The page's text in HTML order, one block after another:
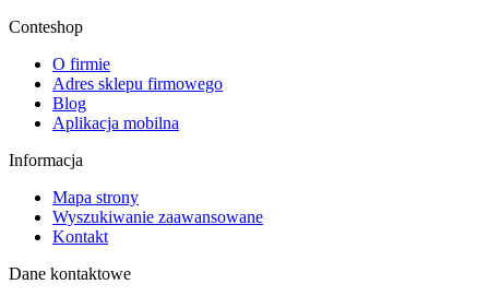
Conteshop
O firmie
Adres sklepu firmowego
Blog
Aplikacja mobilna
Informacja
Mapa strony
Wyszukiwanie zaawansowane
Kontakt
Dane kontaktowe